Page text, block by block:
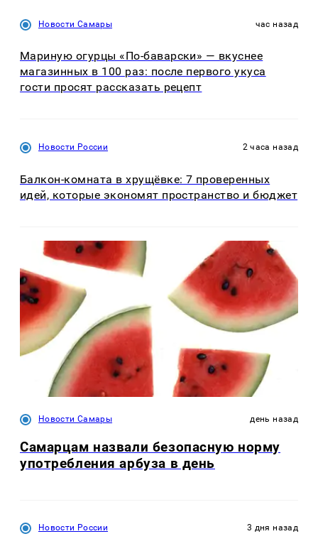
Новости Самары час назад
Мариную огурцы «По-баварски» — вкуснее
магазинных в 100 раз: после первого укуса
гости просят рассказать рецепт
Новости России 2 часа назад
Балкон-комната в хрущёвке: 7 проверенных
идей, которые экономят пространство и бюджет
Новости Самары день назад
Самарцам назвали безопасную норму
употребления арбуза в день
Новости России 3 дня назад